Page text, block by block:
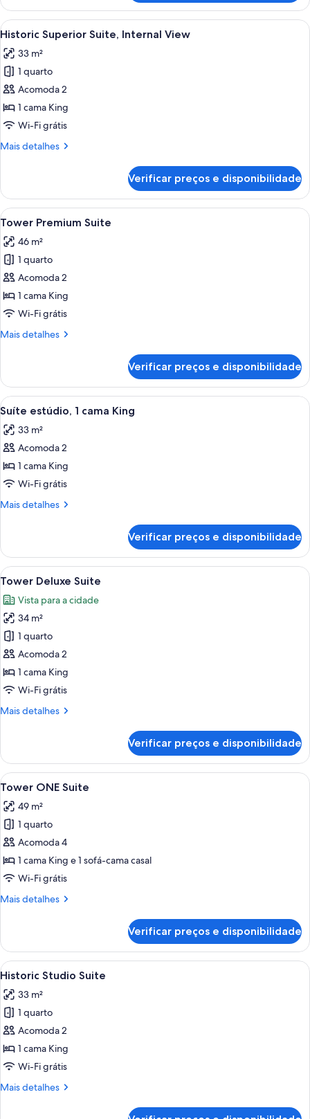
ONE
Suite
Carrega
todas
as
fotos
de
Historic
Superior
Internal
Quarto de hotel com uma cama
6
Historic Superior Suite, Internal View
33 m²
1 quarto
Acomoda 2
1 cama King
Wi-Fi grátis
Mais detalhes
Mais
Superior
Suite,
Internal
Verificar preços e disponibilidade
Carrega
todas
as
fotos
de
Tower
Premium
Quarto de hotel moderno com
5
Tower Premium Suite
46 m²
1 quarto
Acomoda 2
1 cama King
Wi-Fi grátis
Mais detalhes
Mais
Premium
Suite
Verificar preços e disponibilidade
Carrega
todas
as
fotos
de
Suíte
estúdio,
King
Quarto de hotel com cama,
5
Suíte estúdio, 1 cama King
33 m²
Acomoda 2
1 cama King
Wi-Fi grátis
Mais detalhes
Mais
estúdio,
cama
Verificar preços e disponibilidade
Carrega
todas
as
fotos
de
Tower
Deluxe
Suite
Quarto de hotel com uma cama
6
Tower Deluxe Suite
Vista para a cidade
34 m²
1 quarto
Acomoda 2
1 cama King
Wi-Fi grátis
Mais detalhes
Mais
Deluxe
Suite
Verificar preços e disponibilidade
Carrega
todas
as
fotos
de
Tower
ONE
Quarto de hotel moderno com área
5
Tower ONE Suite
49 m²
1 quarto
Acomoda 4
1 cama King e 1 sofá-cama casal
Wi-Fi grátis
Mais detalhes
Mais
ONE
Suite
Verificar preços e disponibilidade
Carrega
todas
as
fotos
de
Historic
Studio
Quarto de hotel com cama,
5
Historic Studio Suite
33 m²
1 quarto
Acomoda 2
1 cama King
Wi-Fi grátis
Mais detalhes
Mais